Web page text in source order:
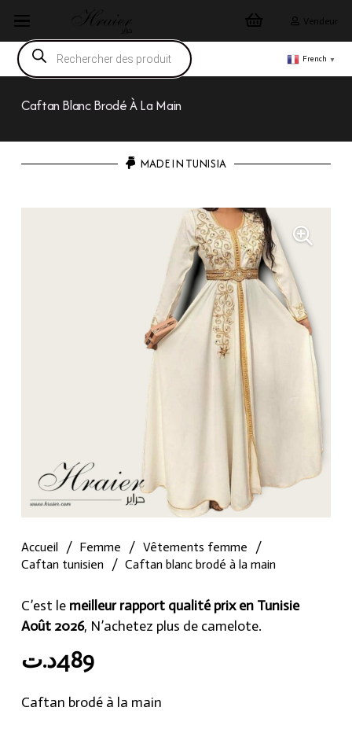
Vendeur
Recherche
de
produits
French ▼
Caftan Blanc Brodé À La Main
MADE IN TUNISIA
Accueil / Femme / Vêtements femme
/
Caftan tunisien
/ Caftan blanc brodé à la main
C’est le meilleur rapport qualité prix en Tunisie
Août 2026, N’achetez plus de camelote.
489د.ت
Caftan brodé à la main